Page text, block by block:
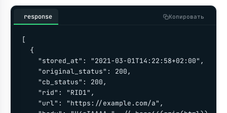
response Копировать
[
  {
    "stored_at": "2021-03-01T14:22:58+02:00",
    "original_status": 200,
    "cb_status": 200,
    "rid": "RID1",
    "url": "https://example.com/a",